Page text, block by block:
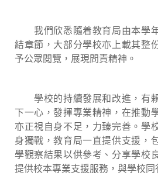
我們欣悉隨着教育局由本學
結章節，大部分學校亦上載其整
予公眾閱覽，展現問責精神。
學校的持續發展和改進，有
下一心，發揮專業精神，在推動
亦正視自身不足，力臻完善。學
身獨戰，教育局一直提供支援，
學觀察結果以供參考、分享學校
提供校本專業支援服務，與學校同